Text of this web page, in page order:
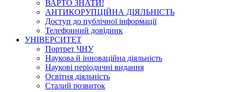
ВАРТО ЗНАТИ!
АНТИКОРУПЦІЙНА ДІЯЛЬНІСТЬ
Доступ до публічної інформації
Телефонний довідник
УНІВЕРСИТЕТ
Портрет ЧНУ
Наукова й інноваційна діяльність
Наукові періодичні видання
Освітня діяльність
Сталий розвиток